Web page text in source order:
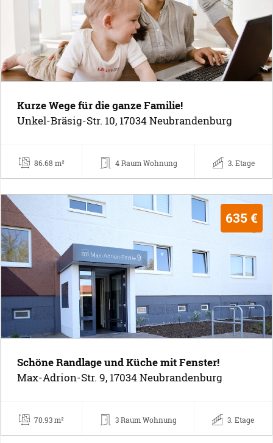
Kurze Wege für die ganze Familie!
Unkel-Bräsig-Str. 10, 17034 Neubrandenburg
86.68 m² 4 Raum Wohnung 3. Etage
635 €
Schöne Randlage und Küche mit Fenster!
Max-Adrion-Str. 9, 17034 Neubrandenburg
70.93 m² 3 Raum Wohnung 3. Etage